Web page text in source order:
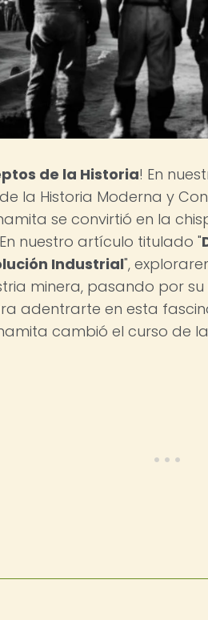
de la Historia! En
la Historia Moderna y
se convirtió en la
nuestro artículo titulado "
Industrial",
minera, pasando por
adentrarte en esta
cambió el curso de la